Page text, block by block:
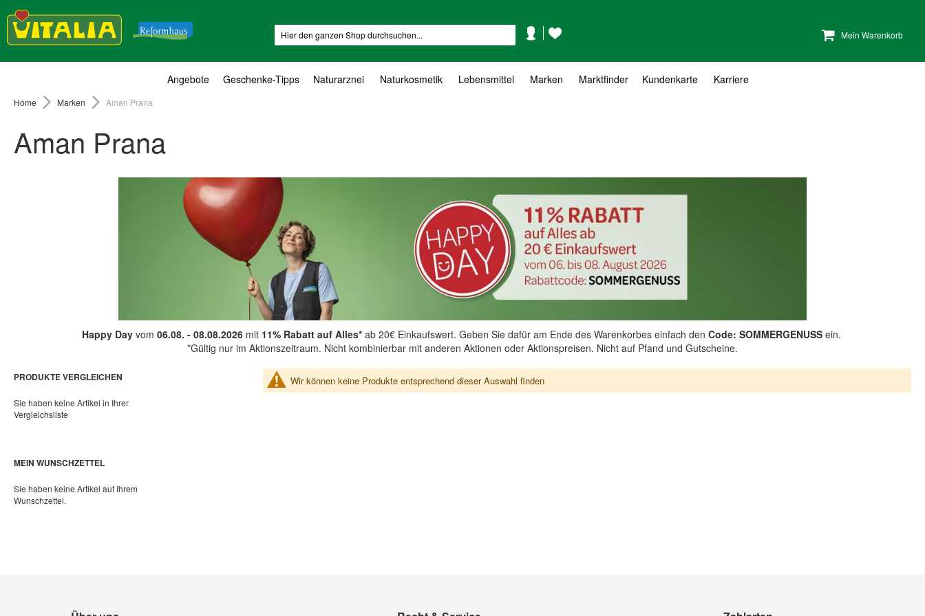
Mein Warenkorb
KontoWunschzettel
Angebote Geschenke-Tipps Naturarznei Naturkosmetik Lebensmittel Marken Marktfinder Kundenkarte Karriere
Home Marken Aman Prana
Aman Prana
Happy Dayvom 06.08. - 08.08.2026mit 11% Rabatt auf Alles*ab 20€ Einkaufswert. Geben Sie dafür am Ende des Warenkorbes einfach den Code: SOMMERGENUSSein.
*Gültig nur im Aktionszeitraum. Nicht kombinierbar mit anderen Aktionen oder Aktionspreisen. Nicht auf Pfand und Gutscheine.
Wir können keine Produkte entsprechend dieser Auswahl finden
PRODUKTE VERGLEICHEN
Sie haben keine Artikel in Ihrer
Vergleichsliste
MEIN WUNSCHZETTEL
Sie haben keine Artikel auf Ihrem
Wunschzettel.